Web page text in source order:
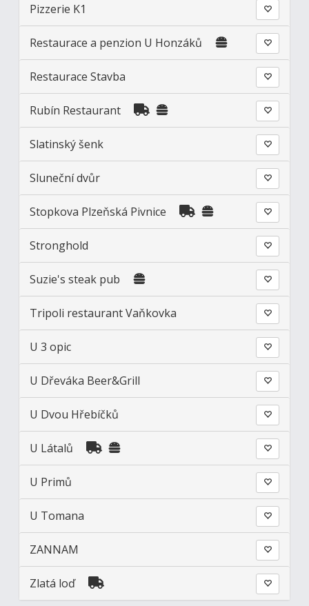
Pizzerie K1
Restaurace a penzion U Honzáků
Restaurace Stavba
Rubín Restaurant
Slatinský šenk
Sluneční dvůr
Stopkova Plzeňská Pivnice
Stronghold
Suzie's steak pub
Tripoli restaurant Vaňkovka
U 3 opic
U Dřeváka Beer&Grill
U Dvou Hřebíčků
U Látalů
U Primů
U Tomana
ZANNAM
Zlatá loď